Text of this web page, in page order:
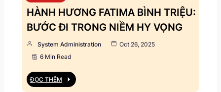
HÀNH HƯƠNG FATIMA BÌNH TRIỆU:
BƯỚC ĐI TRONG NIỀM HY VỌNG
System Administration
Oct 26, 2025
6 Min Read
ĐỌC THÊM